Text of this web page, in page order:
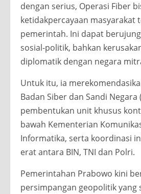
dengan serius, Operasi Fiber
ketidakpercayaan masyarakat
pemerintah. Ini dapat
sosial-politik, bahkan
diplomatik dengan negara
Untuk itu, ia
Badan Siber dan Sandi Negara
pembentukan unit khusus
bawah Kementerian
Informatika, serta koordinasi
erat antara BIN, TNI dan Polri.
Pemerintahan Prabowo kini
persimpangan geopolitik yang